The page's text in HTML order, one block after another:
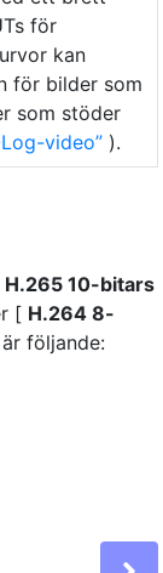
för
kan
för bilder som
som stöder
video ).
H.265 10-bitars
[ H.264 8-
följande: